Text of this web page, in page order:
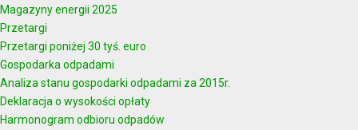
Magazyny energii 2025
Przetargi
Przetargi poniżej 30 tyś. euro
Gospodarka odpadami
Analiza stanu gospodarki odpadami za 2015r.
Deklaracja o wysokości opłaty
Harmonogram odbioru odpadów